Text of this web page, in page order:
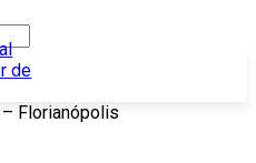
Florianópolis